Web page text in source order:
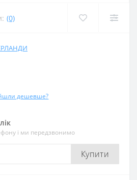
(0)
дешевше?
і ми передзвонимо
Купити